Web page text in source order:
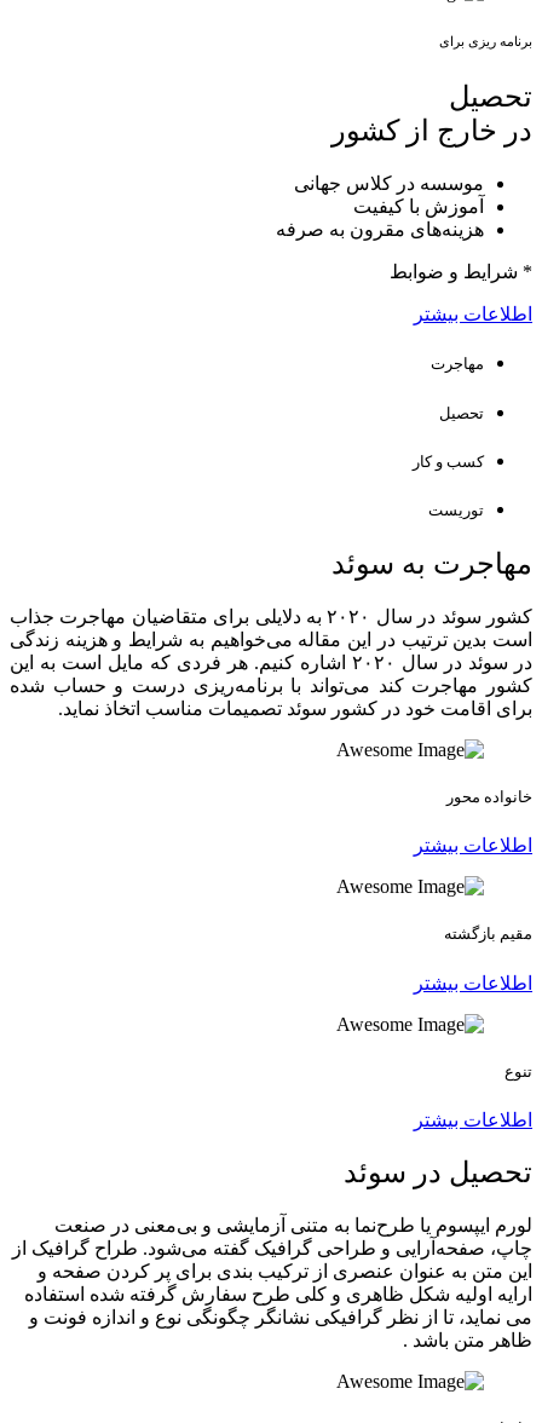
برنامه ریزی برای
تحصیل
در خارج از کشور
موسسه در کلاس جهانی
آموزش با کیفیت
هزینه‌های مقرون به صرفه
* شرایط و ضوابط
اطلاعات بیشتر
مهاجرت
تحصیل
کسب و کار
توریست
مهاجرت به سوئد
کشور سوئد در سال ۲۰۲۰ به دلایلی برای متقاضیان مهاجرت جذاب
است بدین ترتیب در این مقاله می‌خواهیم به شرایط و هزینه زندگی
در سوئد در سال ۲۰۲۰ اشاره کنیم. هر فردی که مایل است به این
کشور مهاجرت کند می‌تواند با برنامه‌ریزی درست و حساب شده
برای اقامت خود در کشور سوئد تصمیمات مناسب اتخاذ نماید.
خانواده محور
اطلاعات بیشتر
مقیم بازگشته
اطلاعات بیشتر
تنوع
اطلاعات بیشتر
تحصیل در سوئد
لورم ایپسوم یا طرح‌نما به متنی آزمایشی و بی‌معنی در صنعت
چاپ، صفحه‌آرایی و طراحی گرافیک گفته می‌شود. طراح گرافیک از
این متن به عنوان عنصری از ترکیب بندی برای پر کردن صفحه و
ارایه اولیه شکل ظاهری و کلی طرح سفارش گرفته شده استفاده
می نماید، تا از نظر گرافیکی نشانگر چگونگی نوع و اندازه فونت و
ظاهر متن باشد .